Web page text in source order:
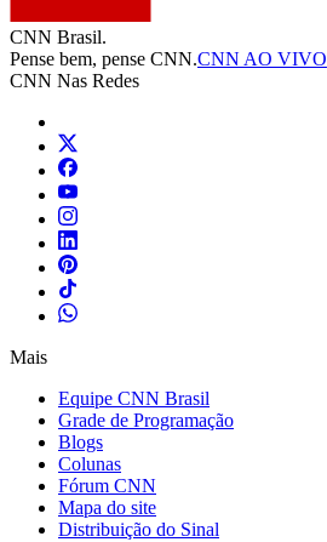
CNN Brasil.
Pense bem, pense CNN.CNN AO VIVO
CNN Nas Redes
Mais
Equipe CNN Brasil
Grade de Programação
Blogs
Colunas
Fórum CNN
Mapa do site
Distribuição do Sinal